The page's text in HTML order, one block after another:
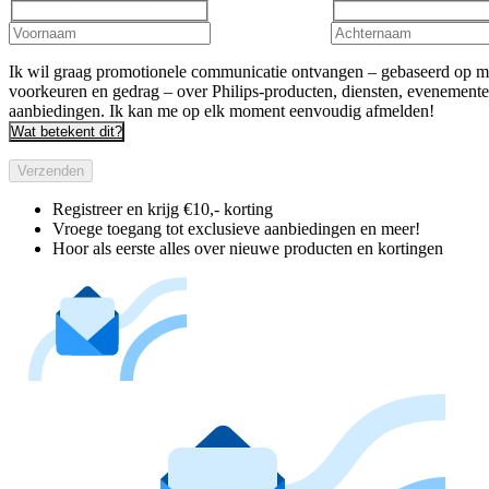
Ik wil graag promotionele communicatie ontvangen – gebaseerd op
voorkeuren en gedrag – over Philips-producten, diensten,
aanbiedingen. Ik kan me op elk moment eenvoudig afmelden!
Wat betekent dit?
Verzenden
Registreer en krijg €10,- korting
Vroege toegang tot exclusieve aanbiedingen en meer!
Hoor als eerste alles over nieuwe producten en kortingen